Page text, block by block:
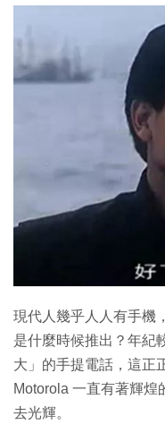
現代人幾乎人人有手機
是什麼時候推出？年紀
大」的手提電話，這正
Motorola 一直有著輝煌
去光輝。